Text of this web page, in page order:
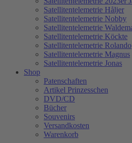
Satellitentelemetrie Håljer
Satellitentelemetrie Nobby
Satellitentelemetrie
Satellitentelemetrie Köckte
Satellitentelemetrie Rolando
Satellitentelemetrie Magnus
Satellitentelemetrie Jonas
Shop
Patenschaften
Artikel Prinzesschen
DVD/CD
Bücher
Souvenirs
Versandkosten
Warenkorb